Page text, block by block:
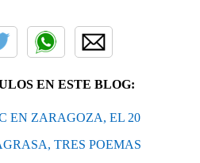
EN ESTE BLOG:
EN ZARAGOZA, EL 20
TRES POEMAS